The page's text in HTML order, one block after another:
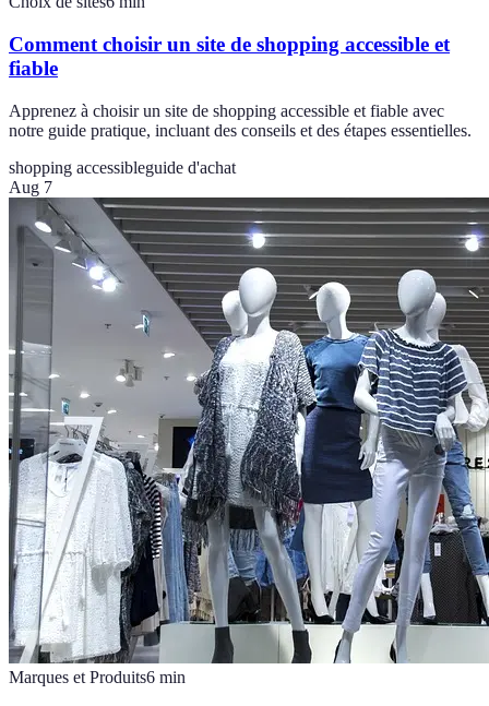
Comment choisir un site de shopping accessible et
fiable
Apprenez à choisir un site de shopping accessible et fiable avec
notre guide pratique, incluant des conseils et des étapes essentielles.
shopping accessibleguide d'achat
Aug 7
Marques et Produits6 min